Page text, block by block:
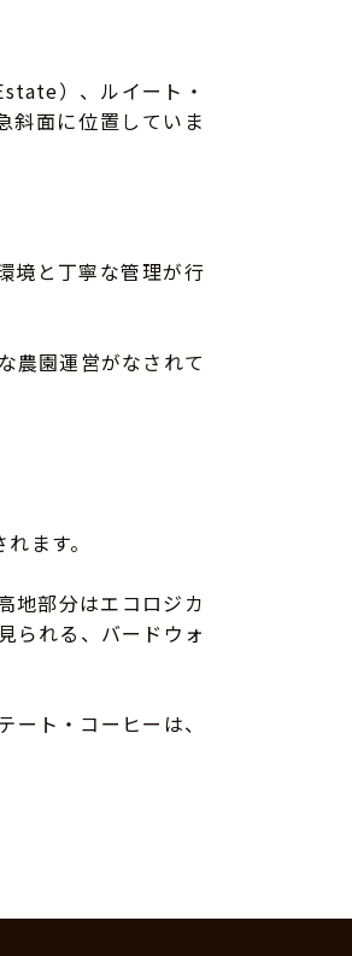
）、ルイート・
面に位置していま
境と丁寧な管理が行
農園運営がなされて
ます。
地部分はエコロジカ
られる、バードウォ
ト・コーヒーは、